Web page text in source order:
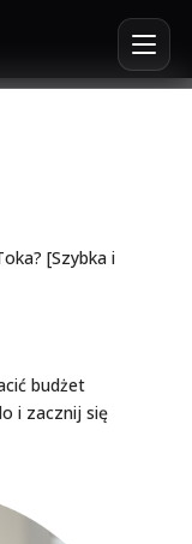
[Szybka i
budżet
i zacznij się